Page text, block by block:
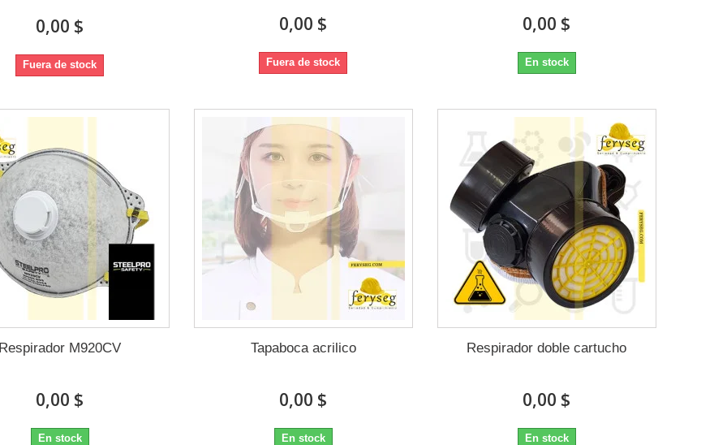
0,00 $
Fuera de stock
0,00 $
Fuera de stock
0,00 $
En stock
M920CV
0,00 $
En stock
Tapaboca acrilico
0,00 $
En stock
Respirador doble cartucho
0,00 $
En stock